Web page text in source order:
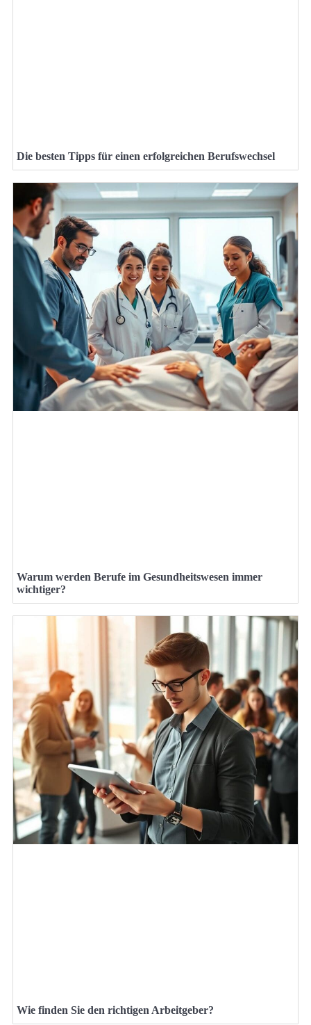
Die besten Tipps für einen erfolgreichen Berufswechsel
Warum werden Berufe im Gesundheitswesen immer
wichtiger?
Wie finden Sie den richtigen Arbeitgeber?